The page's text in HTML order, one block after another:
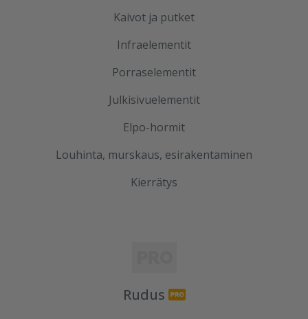
Kaivot ja putket
Infraelementit
Porraselementit
Julkisivuelementit
Elpo-hormit
Louhinta, murskaus, esirakentaminen
Kierrätys
Rudus